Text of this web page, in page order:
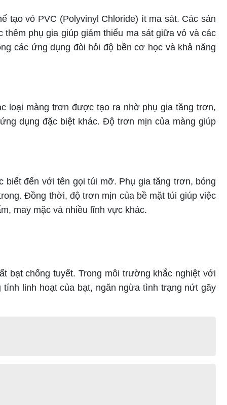
vỏ PVC (Polyvinyl Chloride) ít ma sát. Các sản
phụ gia giúp giảm thiểu ma sát giữa vỏ và các
các ứng dụng đòi hỏi độ bền cơ học và khả năng
loại màng trơn được tạo ra nhờ phụ gia tăng trơn,
dụng đặc biệt khác. Độ trơn mịn của màng giúp
đến với tên gọi túi mỡ. Phụ gia tăng trơn, bóng
Đồng thời, độ trơn mịn của bề mặt túi giúp việc
may mặc và nhiều lĩnh vực khác.
chống tuyết. Trong môi trường khắc nghiệt với
linh hoạt của bạt, ngăn ngừa tình trạng nứt gãy